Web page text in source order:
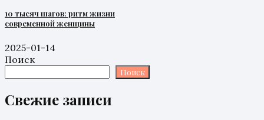
10 тысяч шагов: ритм жизни
современной женщины
2025-01-14
Поиск
Поиск
Свежие записи